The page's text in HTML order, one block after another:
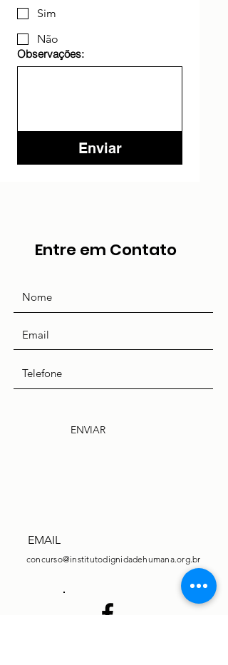
Sim
Não
Observações:
Enviar
Entre em Contato
ENVIAR
EMAIL
concurso@institutodignidadehumana.org.br